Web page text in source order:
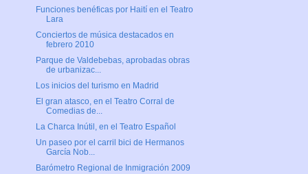
Funciones benéficas por Haití en el Teatro
Lara
Conciertos de música destacados en
febrero 2010
Parque de Valdebebas, aprobadas obras
de urbanizac...
Los inicios del turismo en Madrid
El gran atasco, en el Teatro Corral de
Comedias de...
La Charca Inútil, en el Teatro Español
Un paseo por el carril bici de Hermanos
García Nob...
Barómetro Regional de Inmigración 2009